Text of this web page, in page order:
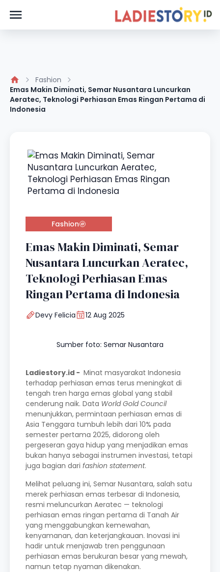
Fashion
Emas Makin Diminati, Semar Nusantara Luncurkan
Aeratec, Teknologi Perhiasan Emas Ringan Pertama di
Indonesia
Fashion
Emas Makin Diminati, Semar
Nusantara Luncurkan Aeratec,
Teknologi Perhiasan Emas
Ringan Pertama di Indonesia
Devy Felicia 12 Aug 2025
Sumber foto: Semar Nusantara
Ladiestory.id - Minat masyarakat Indonesia
terhadap perhiasan emas terus meningkat di
tengah tren harga emas global yang stabil
cenderung naik. Data World Gold Council
menunjukkan, permintaan perhiasan emas di
Asia Tenggara tumbuh lebih dari 10% pada
semester pertama 2025, didorong oleh
pergeseran gaya hidup yang menjadikan emas
bukan hanya sebagai instrumen investasi, tetapi
juga bagian dari fashion statement.
Melihat peluang ini, Semar Nusantara, salah satu
merek perhiasan emas terbesar di Indonesia,
resmi meluncurkan Aeratec — teknologi
perhiasan emas ringan pertama di Tanah Air
yang menggabungkan kemewahan,
kenyamanan, dan keterjangkauan. Inovasi ini
hadir untuk menjawab tren penggunaan
perhiasan emas berukuran besar yang mewah,
namun tetap nyaman dikenakan.